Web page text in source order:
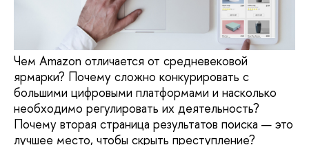
Чем Amazon отличается от средневековой
ярмарки? Почему сложно конкурировать с
большими цифровыми платформами и насколько
необходимо регулировать их деятельность?
Почему вторая страница результатов поиска — это
лучшее место, чтобы скрыть преступление?